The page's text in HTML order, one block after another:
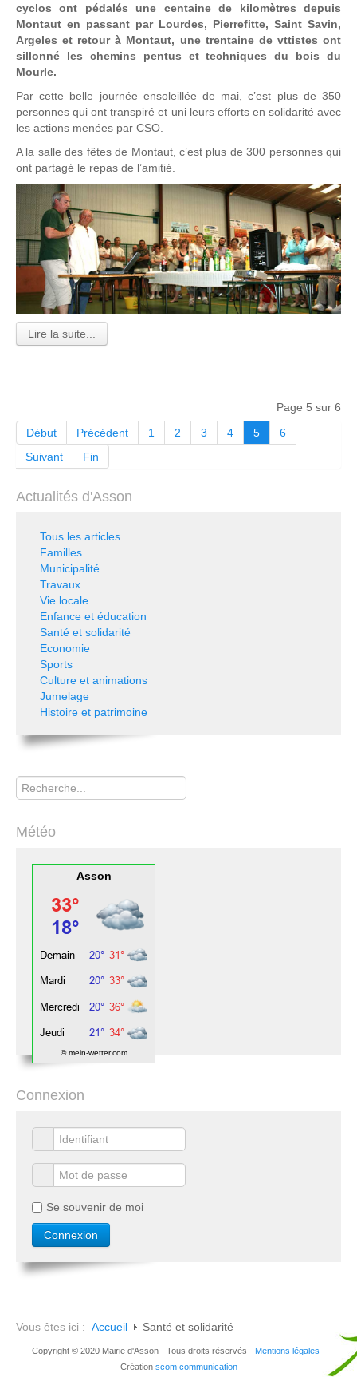
cyclos ont pédalés une centaine de kilomètres depuis
Montaut en passant par Lourdes, Pierrefitte, Saint Savin,
Argeles et retour à Montaut, une trentaine de vttistes ont
sillonné les chemins pentus et techniques du bois du
Mourle.
Par cette belle journée ensoleillée de mai, c’est plus de 350
personnes qui ont transpiré et uni leurs efforts en solidarité avec
les actions menées par CSO.
A la salle des fêtes de Montaut, c’est plus de 300 personnes qui
ont partagé le repas de l’amitié.
Lire la suite...
Page 5 sur 6
Début
Précédent 1 2 3 4 5
6
Suivant
Fin
Actualités d'Asson
Tous les articles
Familles
Municipalité
Travaux
Vie locale
Enfance et éducation
Santé et solidarité
Economie
Sports
Culture et animations
Jumelage
Histoire et patrimoine
Rechercher
Météo
Asson
© mein-wetter.com
Connexion
Se souvenir de moi
Vous êtes ici : Accueil Santé et solidarité
Copyright © 2020 Mairie d'Asson - Tous droits réservés - Mentions légales -
Création scom communication